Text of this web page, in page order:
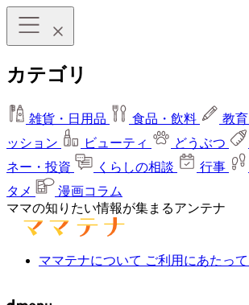
カテゴリ
雑貨・日用品 食品・飲料 教育
ッション
ビューティ どうぶつ
ネー・投資
くらしの相談 行事
タメ
漫画コラム
ママの知りたい情報が集まるアンテナ
ママテナについて ご利用にあたって